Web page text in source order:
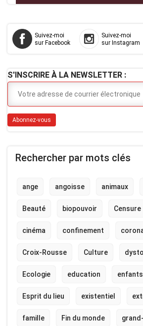
Suivez-moi
sur Facebook
Suivez-moi
sur Instagram
S'INSCRIRE À LA NEWSLETTER :
Rechercher par mots clés
ange angoisse animaux
Beauté biopouvoir Censure
cinéma confinement
Croix-Rousse Culture
Ecologie education enfants
Esprit du lieu existentiel
famille Fin du monde